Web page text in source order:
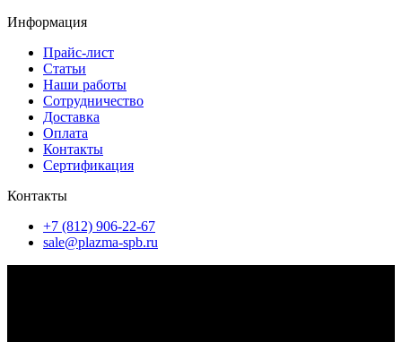
Информация
Прайс-лист
Статьи
Наши работы
Сотрудничество
Доставка
Оплата
Контакты
Сертификация
Контакты
+7 (812) 906-22-67
sale@plazma-spb.ru